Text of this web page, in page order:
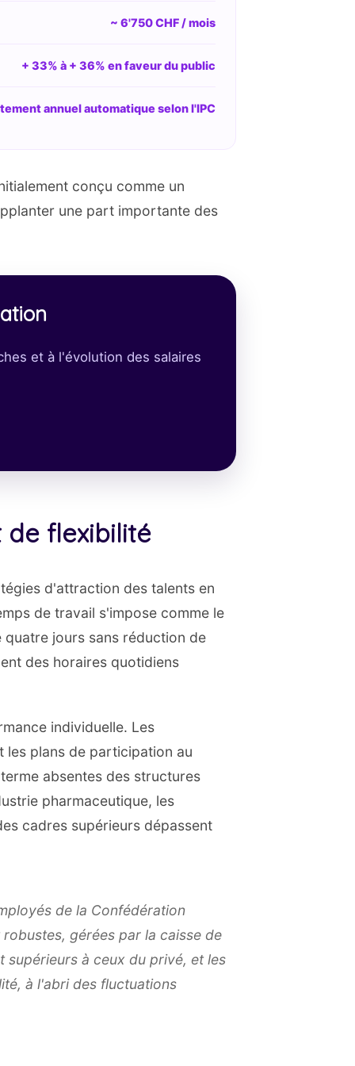
~ 6'750 CHF / mois
+ 33% à + 36% en faveur du public
annuel automatique selon l'IPC
conçu comme un
une part importante des
et à l'évolution des salaires
de flexibilité
d'attraction des talents en
de travail s'impose comme le
jours sans réduction de
des horaires quotidiens
individuelle. Les
les plans de participation au
absentes des structures
pharmaceutique, les
cadres supérieurs dépassent
de la Confédération
gérées par la caisse de
supérieurs à ceux du privé, et les
à l'abri des fluctuations